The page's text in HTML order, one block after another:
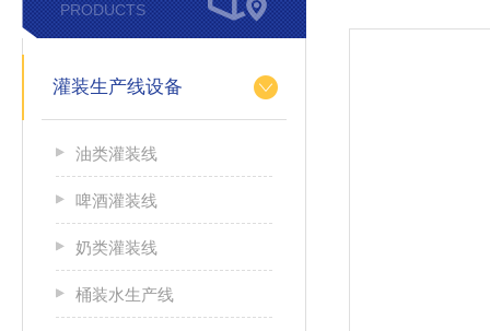
PRODUCTS
灌装生产线设备
油类灌装线
啤酒灌装线
奶类灌装线
桶装水生产线